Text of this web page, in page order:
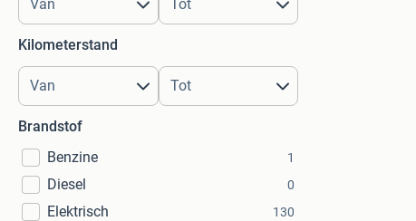
Kilometerstand
Brandstof
Benzine
1
Diesel 0
Elektrisch 130